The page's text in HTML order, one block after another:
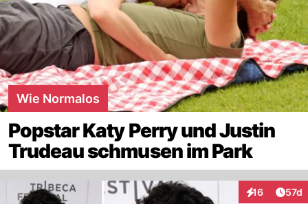
Wie Normalos
Popstar Katy Perry und Justin
Trudeau schmusen im Park
16
Interaktionen
57d